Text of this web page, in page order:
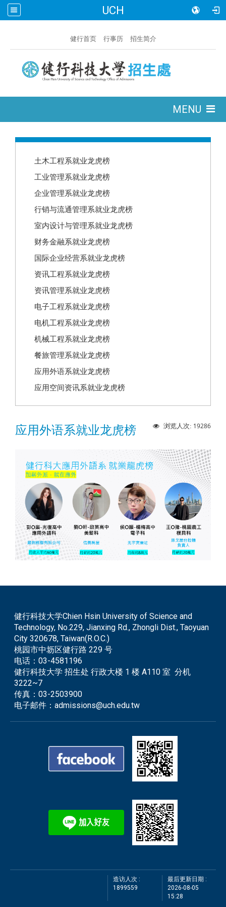
UCH
健行首页 行事历 招生简介
MENU
土木工程系就业龙虎榜
工业管理系就业龙虎榜
企业管理系就业龙虎榜
行销与流通管理系就业龙虎榜
室内设计与管理系就业龙虎榜
财务金融系就业龙虎榜
国际企业经营系就业龙虎榜
资讯工程系就业龙虎榜
资讯管理系就业龙虎榜
电子工程系就业龙虎榜
电机工程系就业龙虎榜
机械工程系就业龙虎榜
餐旅管理系就业龙虎榜
应用外语系就业龙虎榜
应用空间资讯系就业龙虎榜
浏览人次: 19286
应用外语系就业龙虎榜
健行科技大学Chien Hsin University of Science and
Technology, No.229, Jianxing Rd., Zhongli Dist., Taoyuan
City 320678, Taiwan(R.O.C.)
桃园市中坜区健行路 229 号
电话：03-4581196
健行科技大学 招生处 行政大楼 1 楼 A110 室 分机
3222~7
传真：03-2503900
电子邮件：admissions@uch.edu.tw
造访人次 :
1899559
最后更新日期 :
2026-08-05
15:28